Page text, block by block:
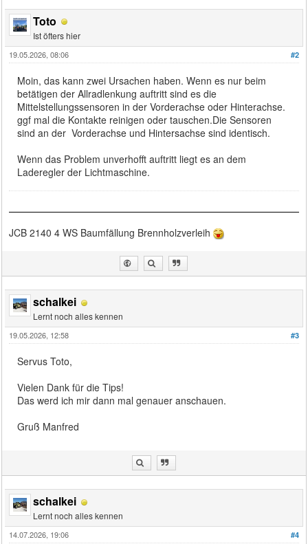
Toto
Ist öfters hier
#2
19.05.2026, 08:06
Moin, das kann zwei Ursachen haben. Wenn es nur beim
betätigen der Allradlenkung auftritt sind es die
Mittelstellungssensoren in der Vorderachse oder Hinterachse.
ggf mal die Kontakte reinigen oder tauschen.Die Sensoren
sind an der Vorderachse und Hintersachse sind identisch.
Wenn das Problem unverhofft auftritt liegt es an dem
Laderegler der Lichtmaschine.
JCB 2140 4 WS Baumfällung Brennholzverleih
schalkei
Lernt noch alles kennen
#3
19.05.2026, 12:58
Servus Toto,
Vielen Dank für die Tips!
Das werd ich mir dann mal genauer anschauen.
Gruß Manfred
schalkei
Lernt noch alles kennen
#4
14.07.2026, 19:06